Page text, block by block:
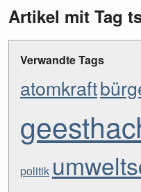
Artikel mit Tag
Verwandte Tags
atomkraft
politik